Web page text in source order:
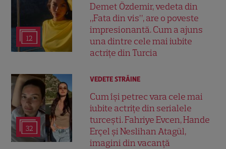
12
Demet Özdemir, vedeta din
„Fata din vis”, are o poveste
impresionantă. Cum a ajuns
una dintre cele mai iubite
actrițe din Turcia
32
VEDETE STRĂINE
Cum își petrec vara cele mai
iubite actrițe din serialele
turcești. Fahriye Evcen, Hande
Erçel și Neslihan Atagül,
imagini din vacanță